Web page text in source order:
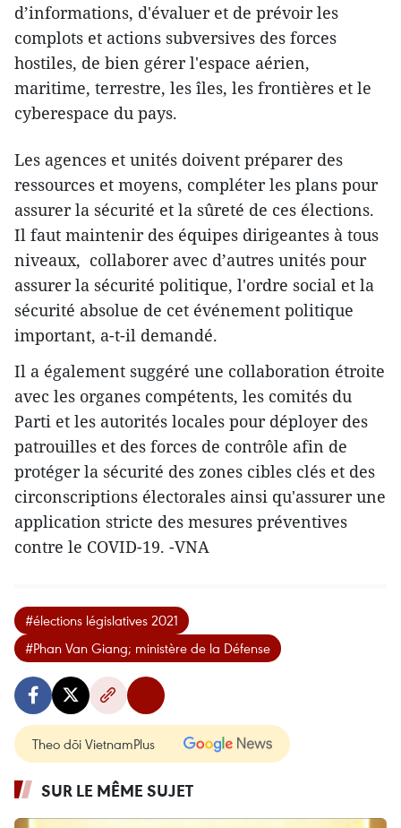
d’informations, d'évaluer et de prévoir les
complots et actions subversives des forces
hostiles, de bien gérer l'espace aérien,
maritime, terrestre, les îles, les frontières et le
cyberespace du pays.
Les agences et unités doivent préparer des
ressources et moyens, compléter les plans pour
assurer la sécurité et la sûreté de ces élections.
Il faut maintenir des équipes dirigeantes à tous
niveaux, collaborer avec d’autres unités pour
assurer la sécurité politique, l'ordre social et la
sécurité absolue de cet événement politique
important, a-t-il demandé.
Il a également suggéré une collaboration étroite
avec les organes compétents, les comités du
Parti et les autorités locales pour déployer des
patrouilles et des forces de contrôle afin de
protéger la sécurité des zones cibles clés et des
circonscriptions électorales ainsi qu'assurer une
application stricte des mesures préventives
contre le COVID-19. -VNA
#élections législatives 2021
#Phan Van Giang; ministère de la Défense
Theo dõi VietnamPlus
SUR LE MÊME SUJET